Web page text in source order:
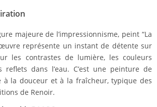
majeure de l’impressionnisme, peint “La
représente un instant de détente sur
les contrastes de lumière, les couleurs
reflets dans l’eau. C’est une peinture de
la douceur et à la fraîcheur, typique des
de Renoir.